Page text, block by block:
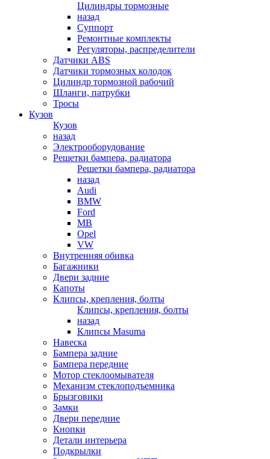
Цилиндры тормозные
назад
Суппорт
Ремонтные комплекты
Регуляторы, распределители
Датчики ABS
Датчики тормозных колодок
Цилиндр тормозной рабочий
Шланги, патрубки
Тросы
Кузов
Кузов
назад
Электрооборудование
Решетки бампера, радиатора
Решетки бампера, радиатора
назад
Audi
BMW
Ford
MB
Opel
VW
Внутренняя обивка
Багажники
Двери задние
Капоты
Клипсы, крепления, болты
Клипсы, крепления, болты
назад
Клипсы Masuma
Навеска
Бампера задние
Бампера передние
Мотор стеклоомывателя
Механизм стеклоподъемника
Брызговики
Замки
Двери передние
Кнопки
Детали интерьера
Подкрылки